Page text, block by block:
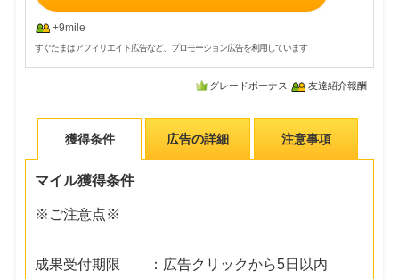
+9mile
すぐたまはアフィリエイト広告など、プロモーション広告を利用しています
グレードボーナス 友達紹介報酬
獲得条件 広告の詳細 注意事項
マイル獲得条件
※ご注意点※
成果受付期限 ：広告クリックから5日以内